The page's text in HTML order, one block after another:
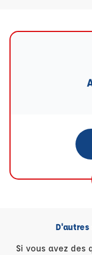
D'autres
Si vous avez des